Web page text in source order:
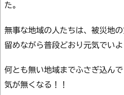
た。
無事な地域の人たちは、被災地
留めながら普段どおり元気でいよ
何とも無い地域までふさぎ込ん
気が無くなる！！